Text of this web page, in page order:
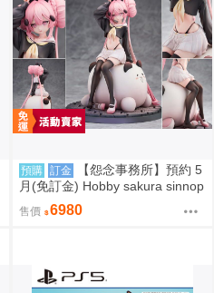
預購 訂金
【怨念事務所】預約 5
月(免訂金) Hobby sakura sinnop
原畫 真の点P 私服Ver 1/6 豪華版
0927
售價 6980